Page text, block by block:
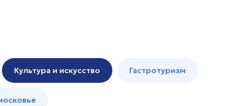
Культура и искусство Гастротуризм